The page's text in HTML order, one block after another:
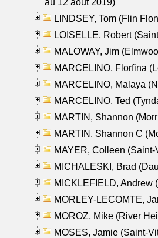
LINDSEY, Tom (Flin
LOISELLE, Robert
MALOWAY, Jim
MARCELINO, Florfina
MARCELINO, Malaya
MARCELINO, Ted
MARTIN, Shannon
MARTIN, Shannon C
MAYER, Colleen (Saint-
MICHALESKI, Brad
MICKLEFIELD, Andrew
MORLEY-LECOMTE,
MOROZ, Mike (River
MOSES, Jamie (Saint-